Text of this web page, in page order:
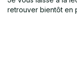
retrouver bientôt en